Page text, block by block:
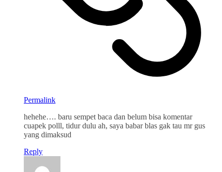
Permalink
hehehe…. baru sempet baca dan belum bisa komentar
cuapek polll, tidur dulu ah, saya babar blas gak tau mr gus
yang dimaksud
Reply